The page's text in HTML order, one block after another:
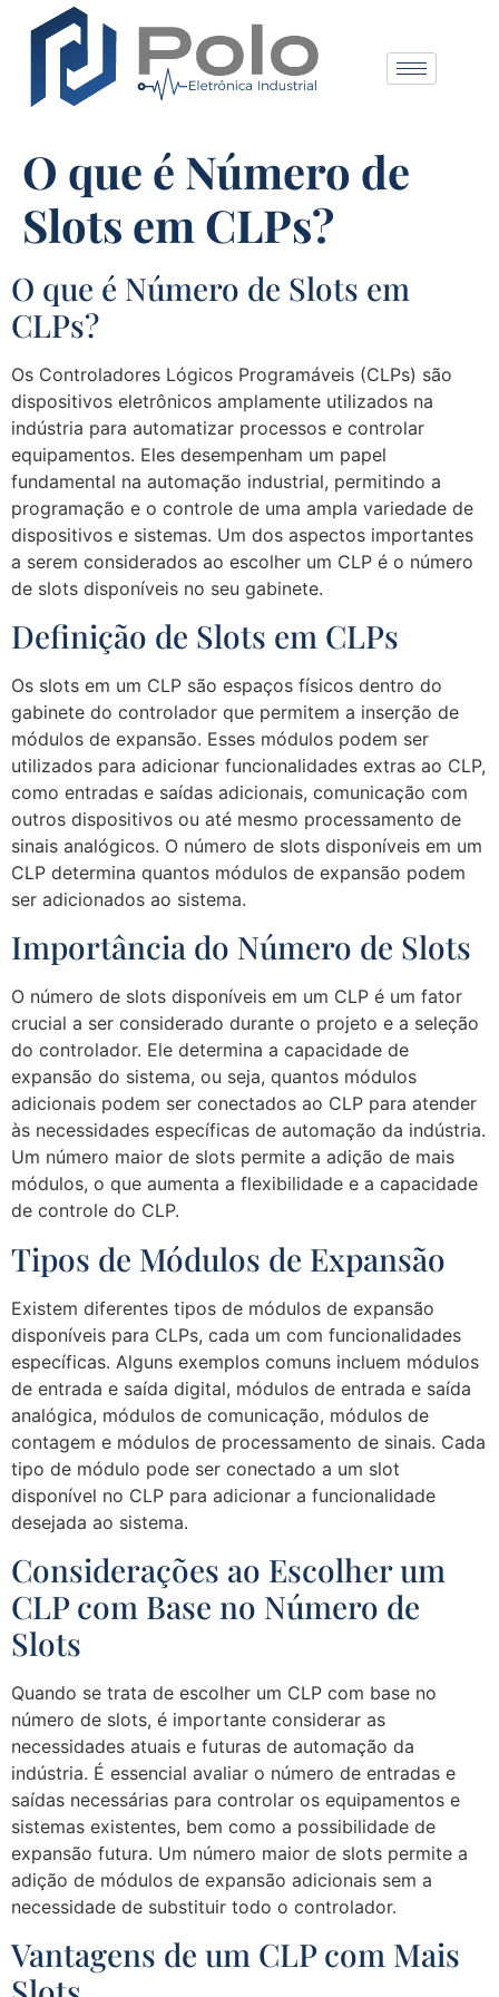
O que é Número de
Slots em CLPs?
O que é Número de Slots em
CLPs?
Os Controladores Lógicos Programáveis (CLPs) são
dispositivos eletrônicos amplamente utilizados na
indústria para automatizar processos e controlar
equipamentos. Eles desempenham um papel
fundamental na automação industrial, permitindo a
programação e o controle de uma ampla variedade de
dispositivos e sistemas. Um dos aspectos importantes
a serem considerados ao escolher um CLP é o número
de slots disponíveis no seu gabinete.
Definição de Slots em CLPs
Os slots em um CLP são espaços físicos dentro do
gabinete do controlador que permitem a inserção de
módulos de expansão. Esses módulos podem ser
utilizados para adicionar funcionalidades extras ao CLP,
como entradas e saídas adicionais, comunicação com
outros dispositivos ou até mesmo processamento de
sinais analógicos. O número de slots disponíveis em um
CLP determina quantos módulos de expansão podem
ser adicionados ao sistema.
Importância do Número de Slots
O número de slots disponíveis em um CLP é um fator
crucial a ser considerado durante o projeto e a seleção
do controlador. Ele determina a capacidade de
expansão do sistema, ou seja, quantos módulos
adicionais podem ser conectados ao CLP para atender
às necessidades específicas de automação da indústria.
Um número maior de slots permite a adição de mais
módulos, o que aumenta a flexibilidade e a capacidade
de controle do CLP.
Tipos de Módulos de Expansão
Existem diferentes tipos de módulos de expansão
disponíveis para CLPs, cada um com funcionalidades
específicas. Alguns exemplos comuns incluem módulos
de entrada e saída digital, módulos de entrada e saída
analógica, módulos de comunicação, módulos de
contagem e módulos de processamento de sinais. Cada
tipo de módulo pode ser conectado a um slot
disponível no CLP para adicionar a funcionalidade
desejada ao sistema.
Considerações ao Escolher um
CLP com Base no Número de
Slots
Quando se trata de escolher um CLP com base no
número de slots, é importante considerar as
necessidades atuais e futuras de automação da
indústria. É essencial avaliar o número de entradas e
saídas necessárias para controlar os equipamentos e
sistemas existentes, bem como a possibilidade de
expansão futura. Um número maior de slots permite a
adição de módulos de expansão adicionais sem a
necessidade de substituir todo o controlador.
Vantagens de um CLP com Mais